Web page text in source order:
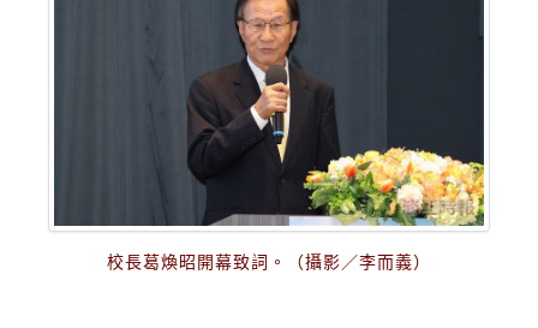
校長葛煥昭開幕致詞。（攝影／李而義）